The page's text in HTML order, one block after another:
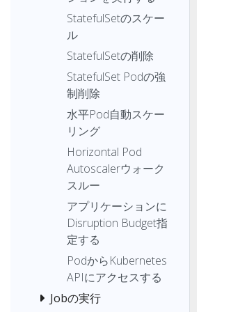
StatefulSetのスケー
ル
StatefulSetの削除
StatefulSet Podの強
制削除
水平Pod自動スケー
リング
Horizontal Pod
Autoscalerウォーク
スルー
アプリケーションに
Disruption Budget指
定する
PodからKubernetes
APIにアクセスする
Jobの実行